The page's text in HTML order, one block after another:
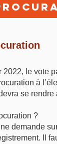
2022, le vote
à
se
?
demande
Il